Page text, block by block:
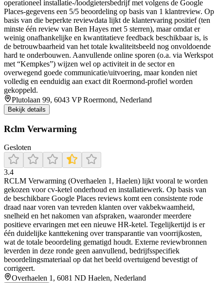
operationeel installatie-/loodgietersbedrijf met volgens de Google
Places-gegevens een 5/5 beoordeling op basis van 1 klantreview. Op
basis van die beperkte reviewdata lijkt de klantervaring positief (ten
minste één review van Ben Hayes met 5 sterren), maar omdat er
weinig onafhankelijke en kwantitatieve feedback beschikbaar is, is
de betrouwbaarheid van het totale kwaliteitsbeeld nog onvoldoende
hard te onderbouwen. Aanvullende online sporen (o.a. via Werkspot
met “Kempkes”) wijzen wel op activiteit in de sector en
overwegend goede communicatie/uitvoering, maar konden niet
volledig en eenduidig aan exact dit Roermond-profiel worden
gekoppeld.
Plutolaan 99, 6043 VP Roermond, Nederland
Bekijk details
Rclm Verwarming
Gesloten
3.4
RCLM Verwarming (Overhaelen 1, Haelen) lijkt vooral te worden
gekozen voor cv-ketel onderhoud en installatiewerk. Op basis van
de beschikbare Google Places reviews komt een consistente rode
draad naar voren van tevreden klanten over vakbekwaamheid,
snelheid en het nakomen van afspraken, waaronder meerdere
positieve ervaringen met een nieuwe HR-ketel. Tegelijkertijd is er
één duidelijke kanttekening over transparantie van voorrijkosten,
wat de totale beoordeling gematigd houdt. Externe reviewbronnen
leverden in deze ronde geen aanvullend, bedrijfsspecifiek
beoordelingsmateriaal op dat het beeld overtuigend bevestigt of
corrigeert.
Overhaelen 1, 6081 ND Haelen, Nederland